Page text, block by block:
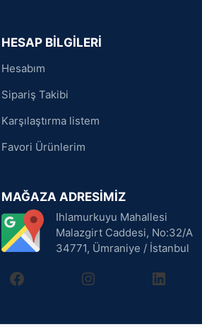
HESAP BİLGİLERİ
Hesabım
Sipariş Takibi
Karşılaştırma listem
Favori Ürünlerim
MAĞAZA ADRESİMİZ
Ihlamurkuyu Mahallesi
Malazgirt Caddesi, No:32/A
34771, Ümraniye / İstanbul
facebookinstagramlinkedin